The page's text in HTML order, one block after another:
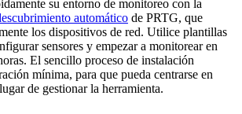
su entorno de monitoreo con la
automático de PRTG, que
los dispositivos de red. Utilice plantillas
sensores y empezar a monitorear en
El sencillo proceso de instalación
mínima, para que pueda centrarse en
de gestionar la herramienta.